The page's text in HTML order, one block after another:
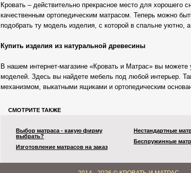
Кровать – действительно прекрасное место для хорошего
качественным ортопедическим матрасом. Теперь можно
подобрать ту модель изделия, с которой в спальне уютно, а
Купить изделия из натуральной древесины
В нашем интернет-магазине «Кровать и Матрас» вы
моделей. Здесь вы найдете мебель под любой интерьер.
механизмом, выкатными ящиками и ортопедическим
СМОТРИТЕ ТАКЖЕ
Выбор матраса - какую фирму
выбрать?
Изготовление матрасов на заказ
Нестандартные
Беспружинные